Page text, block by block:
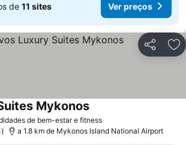
de 11 sites Ver preços
Partilhar
de bem-estar e fitness
Mykonos
a 1.8 km de Mykonos Island National Airport